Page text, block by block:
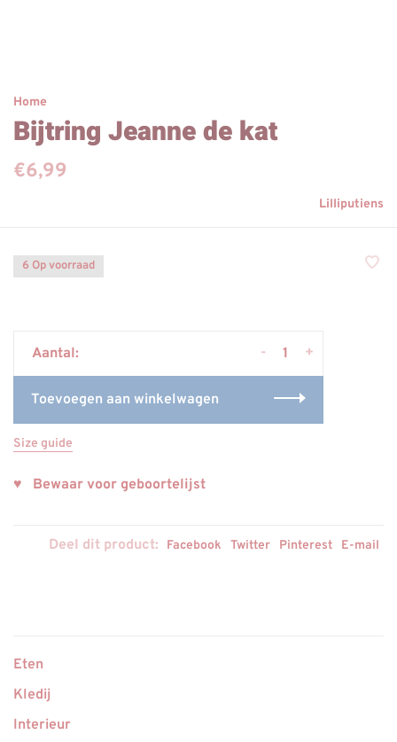
Home
Bijtring Jeanne de kat
€6,99
Lilliputiens
6 Op voorraad
Aantal: +
-
Toevoegen aan winkelwagen
Size guide
♥ Bewaar voor geboortelijst
Deel dit product: Facebook Twitter Pinterest E-mail
Eten
Kledij
Interieur